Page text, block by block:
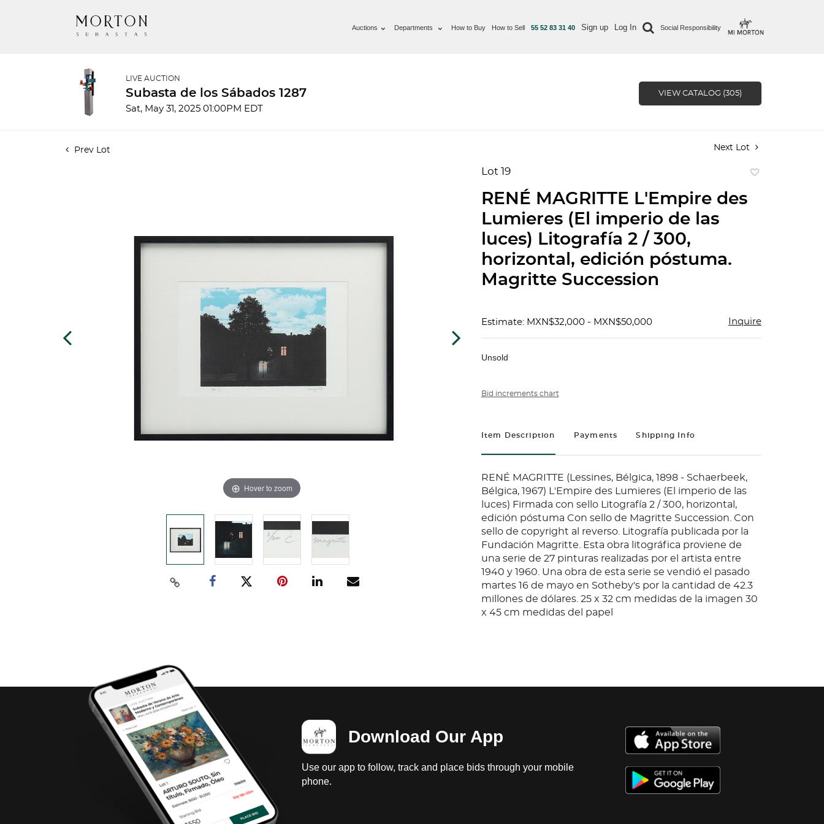
Auctions Departments How to Buy How to Sell 55 52 83 31 40 Sign up Log In Social Responsibility
LIVE AUCTION
Subasta de los Sábados 1287
Sat, May 31, 2025 01:00PM EDT
VIEW CATALOG (305)
Prev Lot Next Lot
Hover to zoom
Lot 19
favorite
RENÉ MAGRITTE L'Empire des
Lumieres (El imperio de las
luces) Litografía 2 / 300,
horizontal, edición póstuma.
Magritte Succession
Estimate: MXN$32,000 - MXN$50,000 Inquire
Unsold
Bid increments chart
Item Description Payments Shipping Info
RENÉ MAGRITTE (Lessines, Bélgica, 1898 - Schaerbeek,
Bélgica, 1967) L'Empire des Lumieres (El imperio de las
luces) Firmada con sello Litografía 2 / 300, horizontal,
edición póstuma Con sello de Magritte Succession. Con
sello de copyright al reverso. Litografía publicada por la
Fundación Magritte. Esta obra litográfica proviene de
una serie de 27 pinturas realizadas por el artista entre
1940 y 1960. Una obra de esta serie se vendió el pasado
martes 16 de mayo en Sotheby's por la cantidad de 42.3
millones de dólares. 25 x 32 cm medidas de la imagen 30
x 45 cm medidas del papel
Download Our App
Use our app to follow, track and place bids through your mobile
phone.